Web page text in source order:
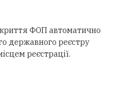
ФОП автоматично
державного реєстру
реєстрації.